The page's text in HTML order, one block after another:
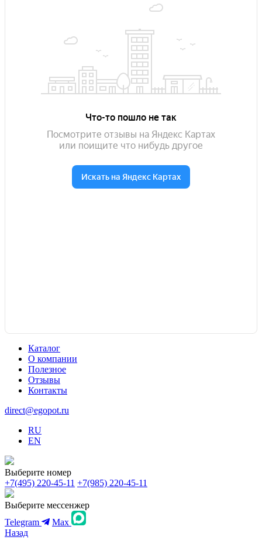
Каталог
О компании
Полезное
Отзывы
Контакты
direct@egopot.ru
RU
EN
Выберите номер
+7(495) 220-45-11 +7(985) 220-45-11
Выберите мессенжер
Telegram
Max
Назад